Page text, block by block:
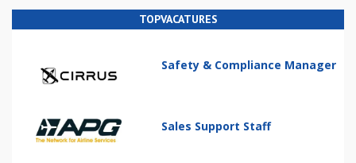
TOPVACATURES
Safety & Compliance Manager
Sales Support Staff